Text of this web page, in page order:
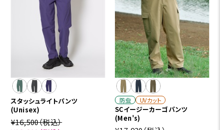
スタッシュライトパンツ
(Unisex)
¥16,500（税込）
防虫 UVカット
SCイージーカーゴパンツ
(Men's)